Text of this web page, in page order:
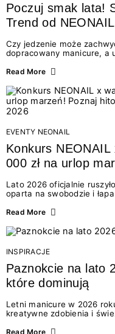
Poczuj smak lata!
Trend od
nowych lodów i
Czy jedzenie może
dopracowany manicure, a
świata beauty i
zmysłami: przez soczysty
orzeźwiający zapach i
NEONAIL łączy siły z
na styku jedzenia i piękna....
Read More
EVENTY NEONAIL
Konkurs
000 zł na urlop
Lato 2026 oficjalnie
oparta na swobodzie i
doświadczenia wakacji –
Motywem przewodnim
letnich momentów. Z tej
wyjątkowego: wielki
najgorętszych trendów w...
Read More
INSPIRACJE
Paznokcie na lato
które dominują
Letni manicure w 2026
kreatywne zdobienia i
zarówno energetycznych
Read More